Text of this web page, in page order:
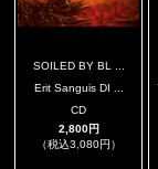
SOILED BY BL ...
Erit Sanguis DI ...
CD
2,800円
（税込3,080円）